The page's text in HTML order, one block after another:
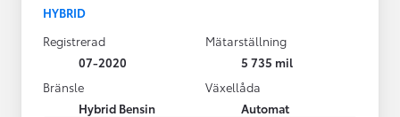
HYBRID
Registrerad
07-2020
Mätarställning
5 735 mil
Bränsle
Hybrid Bensin
Växellåda
Automat